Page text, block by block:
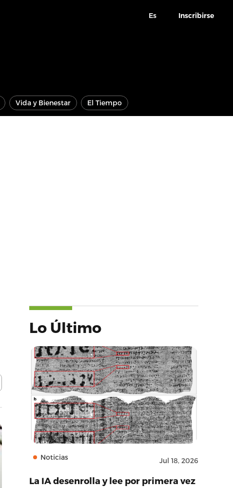
Es Inscribirse
Vida y Bienestar El Tiempo
Lo Último
Noticias Jul 18, 2026
La IA desenrolla y lee por primera vez